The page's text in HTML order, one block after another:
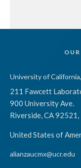
University of
211 Fawcett
900 University Ave.
Riverside, CA 92521,
United States of
alianzaucmx@ucr.edu